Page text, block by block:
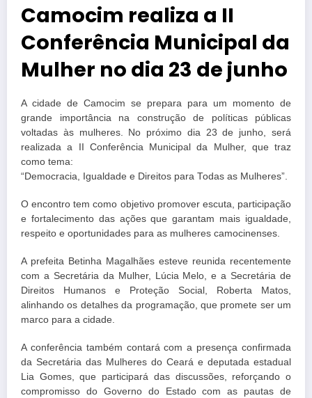
Camocim realiza a II
Conferência Municipal da
Mulher no dia 23 de junho
A cidade de Camocim se prepara para um momento de
grande importância na construção de políticas públicas
voltadas às mulheres. No próximo dia 23 de junho, será
realizada a II Conferência Municipal da Mulher, que traz
como tema:
“Democracia, Igualdade e Direitos para Todas as Mulheres”.
O encontro tem como objetivo promover escuta, participação
e fortalecimento das ações que garantam mais igualdade,
respeito e oportunidades para as mulheres camocinenses.
A prefeita Betinha Magalhães esteve reunida recentemente
com a Secretária da Mulher, Lúcia Melo, e a Secretária de
Direitos Humanos e Proteção Social, Roberta Matos,
alinhando os detalhes da programação, que promete ser um
marco para a cidade.
A conferência também contará com a presença confirmada
da Secretária das Mulheres do Ceará e deputada estadual
Lia Gomes, que participará das discussões, reforçando o
compromisso do Governo do Estado com as pautas de